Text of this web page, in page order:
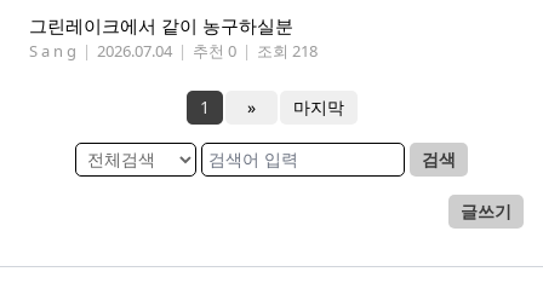
그린레이크에서 같이 농구하실분
S a n g | 2026.07.04 | 추천 0 | 조회 218
1 » 마지막
검색
글쓰기